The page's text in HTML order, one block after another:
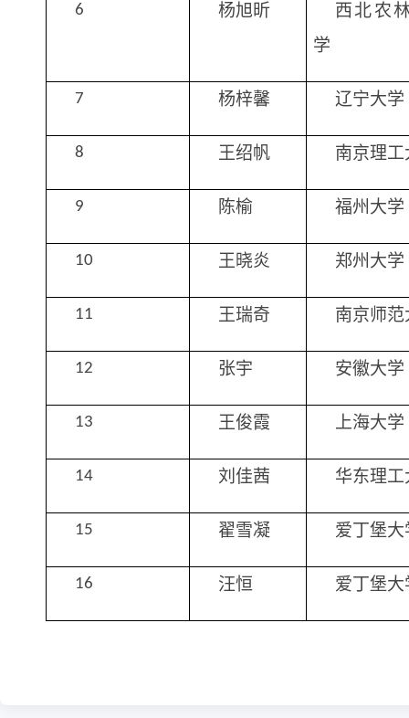
6 杨旭昕
西北农
学
7 杨梓馨 辽宁大学
8 王绍帆 南京理工
9 陈榆 福州大学
10 王晓炎 郑州大学
11 王瑞奇 南京师范
12 张宇 安徽大学
13 王俊霞 上海大学
14 刘佳茜 华东理工
15 翟雪凝 爱丁堡大
16 汪恒 爱丁堡大